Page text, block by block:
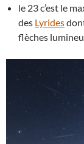
le 23 c’est le
des Lyrides
flèches